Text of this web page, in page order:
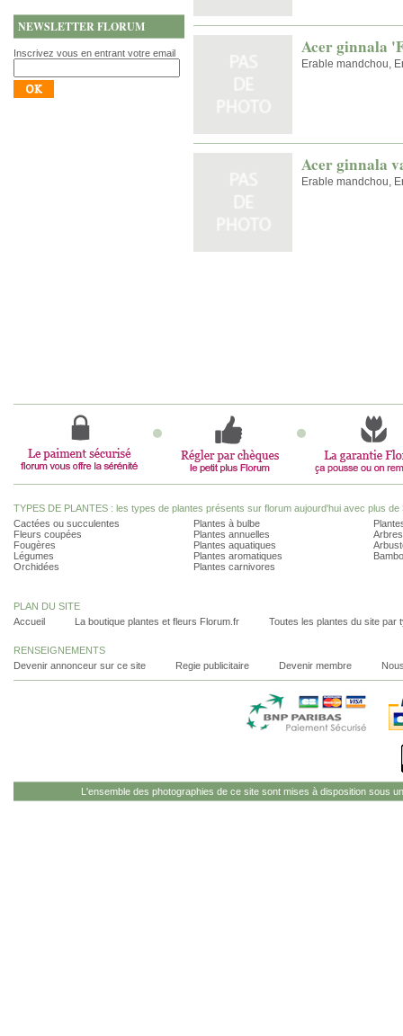
NEWSLETTER FLORUM
Inscrivez vous en entrant votre email Acer ginnala
Erable mandchou,
Acer ginnala
Erable mandchou,
TYPES DE PLANTES : les types de plantes présents sur florum aujourd'hui avec plus de
Cactées ou succulentes
Fleurs coupées
Fougères
Légumes
Orchidées
Plantes à bulbe
Plantes annuelles
Plantes aquatiques
Plantes aromatiques
Plantes carnivores
PLAN DU SITE
Accueil
La boutique plantes et fleurs Florum.fr Toutes les plantes du site par
RENSEIGNEMENTS
Devenir annonceur sur ce site
Regie publicitaire Devenir membre
L'ensemble des photographies de ce site sont mises à disposition sous